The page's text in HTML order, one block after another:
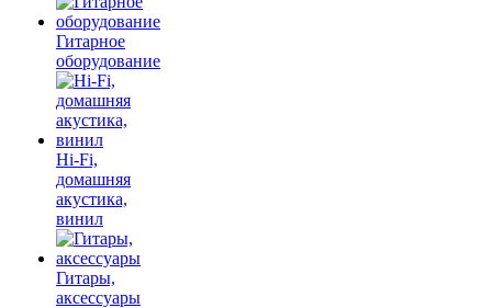
Гитарное
оборудование
Hi-Fi,
домашняя
акустика,
винил
Гитары,
аксессуары